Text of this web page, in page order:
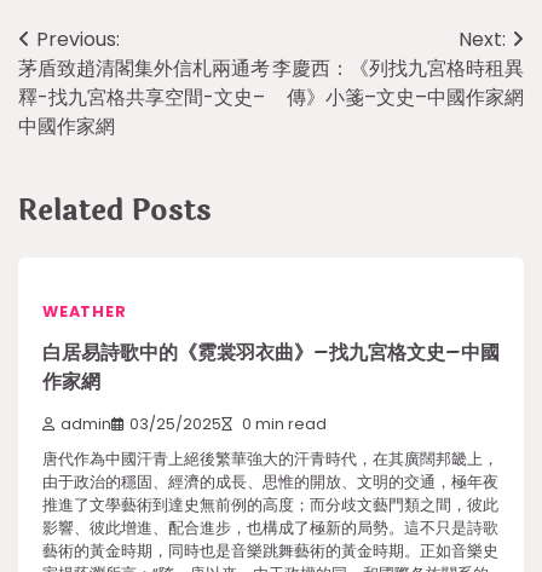
Post
navigation
Previous:
茅盾致趙清閣集外信札兩通考
釋-找九宮格共享空間-文史–
中國作家網
Next:
李慶西：《列找九宮格時租異
傳》小箋–文史–中國作家網
Related Posts
WEATHER
白居易詩歌中的《霓裳羽衣曲》–找九宮格文史–中國
作家網
admin 03/25/2025 0 min read
唐代作為中國汗青上絕後繁華強大的汗青時代，在其廣闊邦畿上，
由于政治的穩固、經濟的成長、思惟的開放、文明的交通，極年夜
推進了文學藝術到達史無前例的高度；而分歧文藝門類之間，彼此
影響、彼此增進、配合進步，也構成了極新的局勢。這不只是詩歌
藝術的黃金時期，同時也是音樂跳舞藝術的黃金時期。正如音樂史